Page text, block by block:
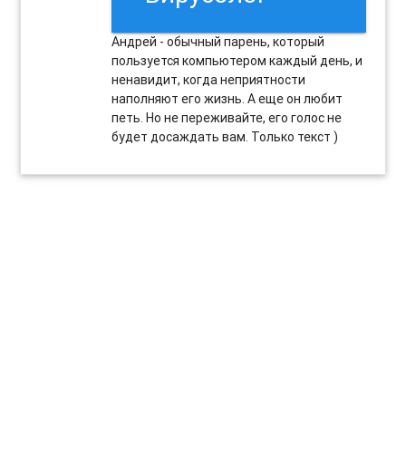
Андрей - обычный парень, который
пользуется компьютером каждый день, и
ненавидит, когда неприятности
наполняют его жизнь. А еще он любит
петь. Но не переживайте, его голос не
будет досаждать вам. Только текст )